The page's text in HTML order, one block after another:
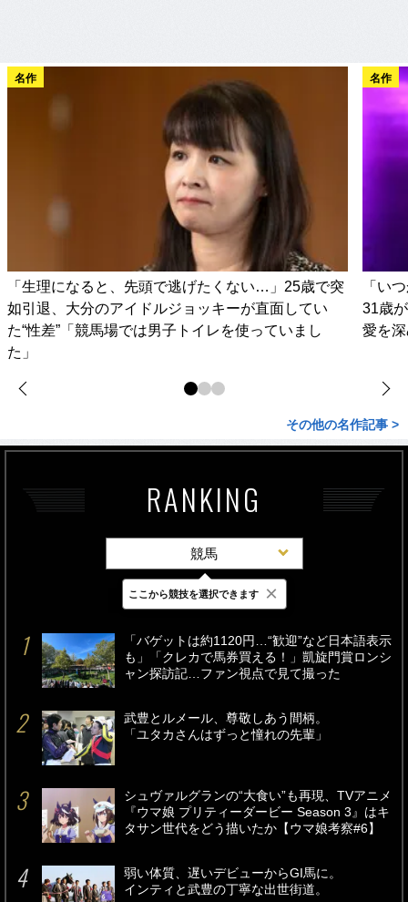
名作
「生理になると、先頭で逃げたくない…」25歳で突
如引退、大分のアイドルジョッキーが直面してい
た“性差”「競馬場では男子トイレを使っていまし
た」
名作
「い
31歳
愛を
その他の名作記事 >
RANKING
競馬
最新 24時間 週間
「バゲットは約1120円…“歓迎”など日本語表示
も」「クレカで馬券買える！」凱旋門賞ロンシ
ャン探訪記…ファン視点で見て撮った
武豊とルメール、尊敬しあう間柄。
「ユタカさんはずっと憧れの先輩」
シュヴァルグランの“大食い”も再現、TVアニメ
『ウマ娘 プリティーダービー Season 3』はキ
タサン世代をどう描いたか【ウマ娘考察#6】
弱い体質、遅いデビューからGI馬に。
インティと武豊の丁寧な出世街道。
ここから競技を選択できます ×